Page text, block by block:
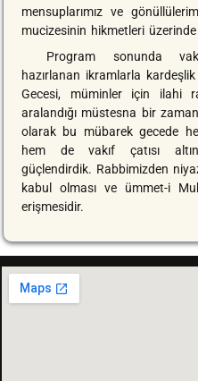
mensuplarımız ve
mucizesinin hikmetleri
Program sonunda
hazırlanan ikramlarla
Gecesi, müminler için ilahi
aralandığı müstesna bir
olarak bu mübarek gecede
hem de vakıf çatısı
güçlendirdik. Rabbimizden
kabul olması ve ümmet-i
erişmesidir.